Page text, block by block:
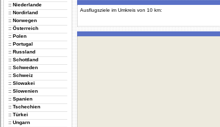
:: Niederlande
:: Nordirland
:: Norwegen
:: Österreich
:: Polen
:: Portugal
:: Russland
:: Schottland
:: Schweden
:: Schweiz
:: Slowakei
:: Slowenien
:: Spanien
:: Tschechien
:: Türkei
:: Ungarn
Ausflugsziele im Umkreis von 10 km: